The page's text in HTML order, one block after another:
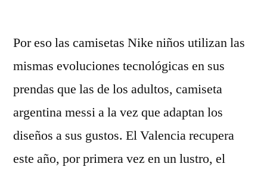
Por eso las camisetas Nike niños utilizan las
mismas evoluciones tecnológicas en sus
prendas que las de los adultos, camiseta
argentina messi a la vez que adaptan los
diseños a sus gustos. El Valencia recupera
este año, por primera vez en un lustro, el